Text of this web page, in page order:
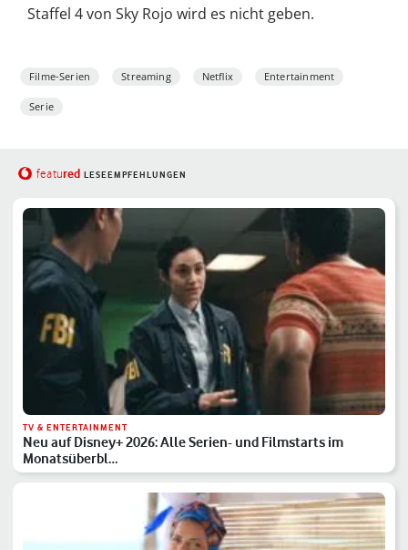
Staffel 4 von Sky Rojo wird es nicht geben.
Filme-Serien Streaming Netflix Entertainment
Serie
featured LESEEMPFEHLUNGEN
TV & ENTERTAINMENT
Neu auf Disney+ 2026: Alle Serien- und Filmstarts im
Monatsüberbl…